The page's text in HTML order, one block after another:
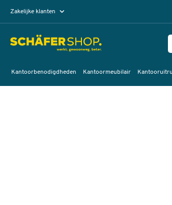
Zakelijke klanten
Kantoorbenodigdheden Kantoormeubilair